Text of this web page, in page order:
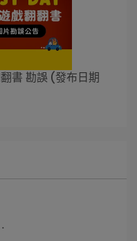
翻書 勘誤 (發布日期